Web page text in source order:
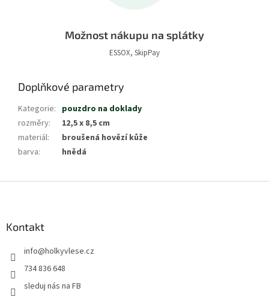
Možnost nákupu na splátky
ESSOX, SkipPay
Doplňkové parametry
Kategorie: pouzdro na doklady
rozměry:
12,5 x 8,5 cm
materiál:
broušená hovězí kůže
barva: hnědá
Kontakt
info@holkyvlese.cz
734 836 648
sleduj nás na FB